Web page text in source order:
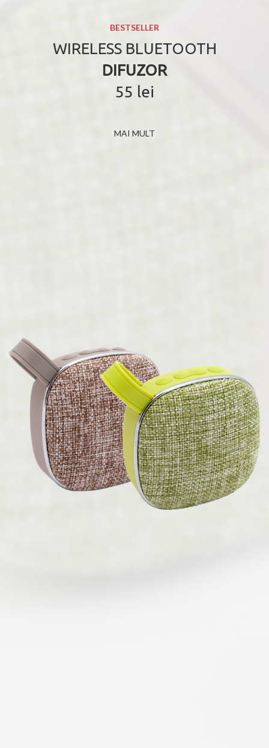
BESTSELLER
WIRELESS BLUETOOTH
DIFUZOR
55 lei
MAI MULT